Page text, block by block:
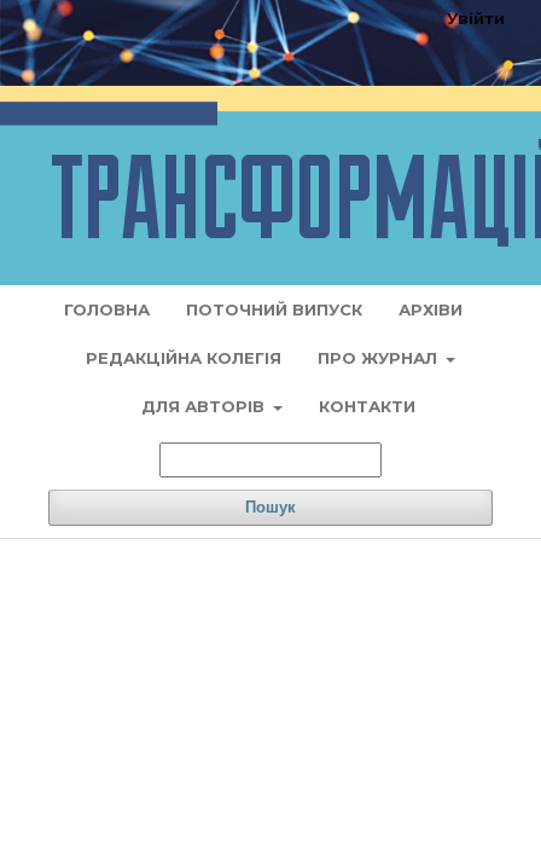
ГОЛОВНА ПОТОЧНИЙ ВИПУСК АРХІВИ
РЕДАКЦІЙНА КОЛЕГІЯ ПРО ЖУРНАЛ
ДЛЯ АВТОРІВ КОНТАКТИ
Пошук
Увійти